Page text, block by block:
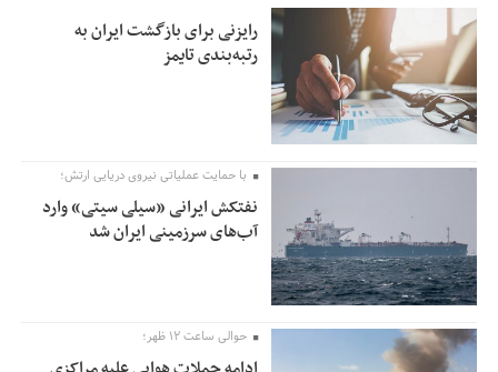
رایزنی برای بازگشت ایران به
رتبه‌بندی تایمز
با حمایت عملیاتی نیروی دریایی ارتش؛
نفتکش ایرانی «سیلی سیتی» وارد
آب‌های سرزمینی ایران شد
حوالی ساعت ۱۲ ظهر؛